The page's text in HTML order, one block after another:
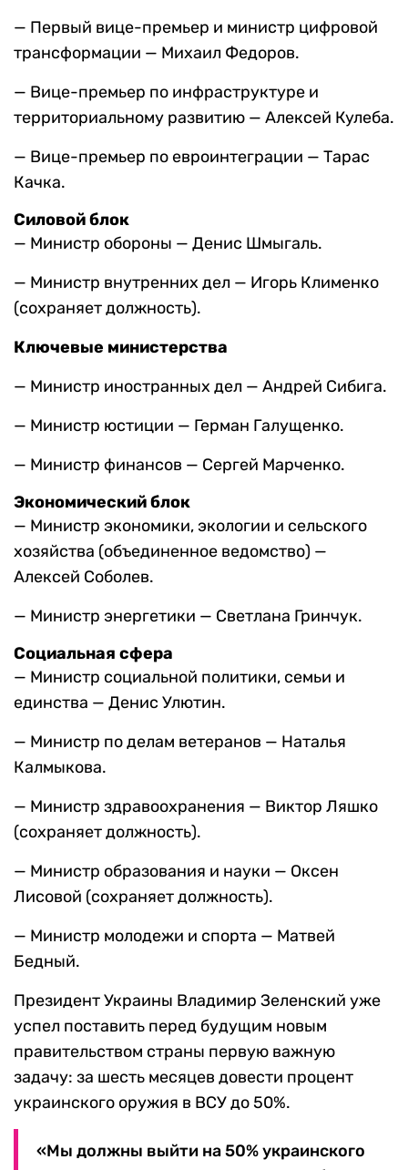
— Первый вице-премьер и министр цифровой
трансформации — Михаил Федоров.
— Вице-премьер по инфраструктуре и
территориальному развитию — Алексей Кулеба.
— Вице-премьер по евроинтеграции — Тарас
Качка.
Силовой блок
— Министр обороны — Денис Шмыгаль.
— Министр внутренних дел — Игорь Клименко
(сохраняет должность).
Ключевые министерства
— Министр иностранных дел — Андрей Сибига.
— Министр юстиции — Герман Галущенко.
— Министр финансов — Сергей Марченко.
Экономический блок
— Министр экономики, экологии и сельского
хозяйства (объединенное ведомство) —
Алексей Соболев.
— Министр энергетики — Светлана Гринчук.
Социальная сфера
— Министр социальной политики, семьи и
единства — Денис Улютин.
— Министр по делам ветеранов — Наталья
Калмыкова.
— Министр здравоохранения — Виктор Ляшко
(сохраняет должность).
— Министр образования и науки — Оксен
Лисовой (сохраняет должность).
— Министр молодежи и спорта — Матвей
Бедный.
Президент Украины Владимир Зеленский уже
успел поставить перед будущим новым
правительством страны первую важную
задачу: за шесть месяцев довести процент
украинского оружия в ВСУ до 50%.
«Мы должны выйти на 50% украинского